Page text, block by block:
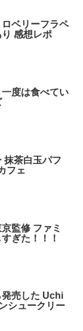
ベリーフラペ
感想レポ
度は食べてい
抹茶白玉パフ
フェ
監修 ファミ
ぎた！！！
売した Uchi
シュークリー